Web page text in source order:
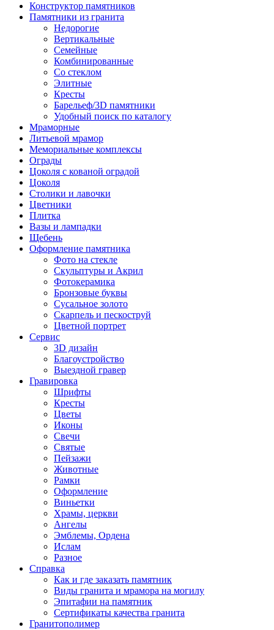
Конструктор памятников
Памятники из гранита
Недорогие
Вертикальные
Семейные
Комбинированные
Со стеклом
Элитные
Кресты
Барельеф/3D памятники
Удобный поиск по каталогу
Мраморные
Литьевой мрамор
Мемориальные комплексы
Ограды
Цоколя с кованой оградой
Цоколя
Столики и лавочки
Цветники
Плитка
Вазы и лампадки
Щебень
Оформление памятника
Фото на стекле
Скульптуры и Акрил
Фотокерамика
Бронзовые буквы
Сусальное золото
Скарпель и пескоструй
Цветной портрет
Сервис
3D дизайн
Благоустройство
Выездной гравер
Гравировка
Шрифты
Кресты
Цветы
Иконы
Свечи
Святые
Пейзажи
Животные
Рамки
Оформление
Виньетки
Храмы, церкви
Ангелы
Эмблемы, Ордена
Ислам
Разное
Справка
Как и где заказать памятник
Виды гранита и мрамора на могилу
Эпитафии на памятник
Сертификаты качества гранита
Гранитополимер